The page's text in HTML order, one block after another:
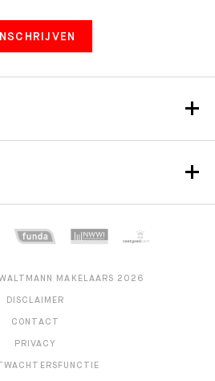
MAKELAARS 2026
DISCLAIMER
CONTACT
PRIVACY